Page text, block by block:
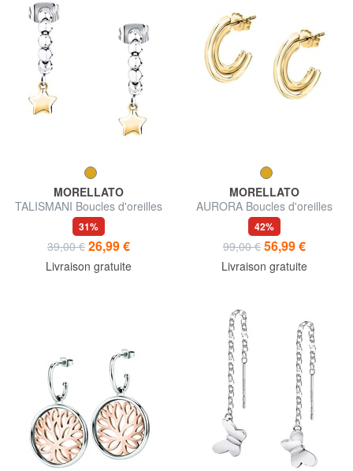
MORELLATO
TALISMANI Boucles d'oreilles
31%
39,00 € 26,99 €
Livraison gratuite
MORELLATO
AURORA Boucles d'oreilles
42%
99,00 € 56,99 €
Livraison gratuite